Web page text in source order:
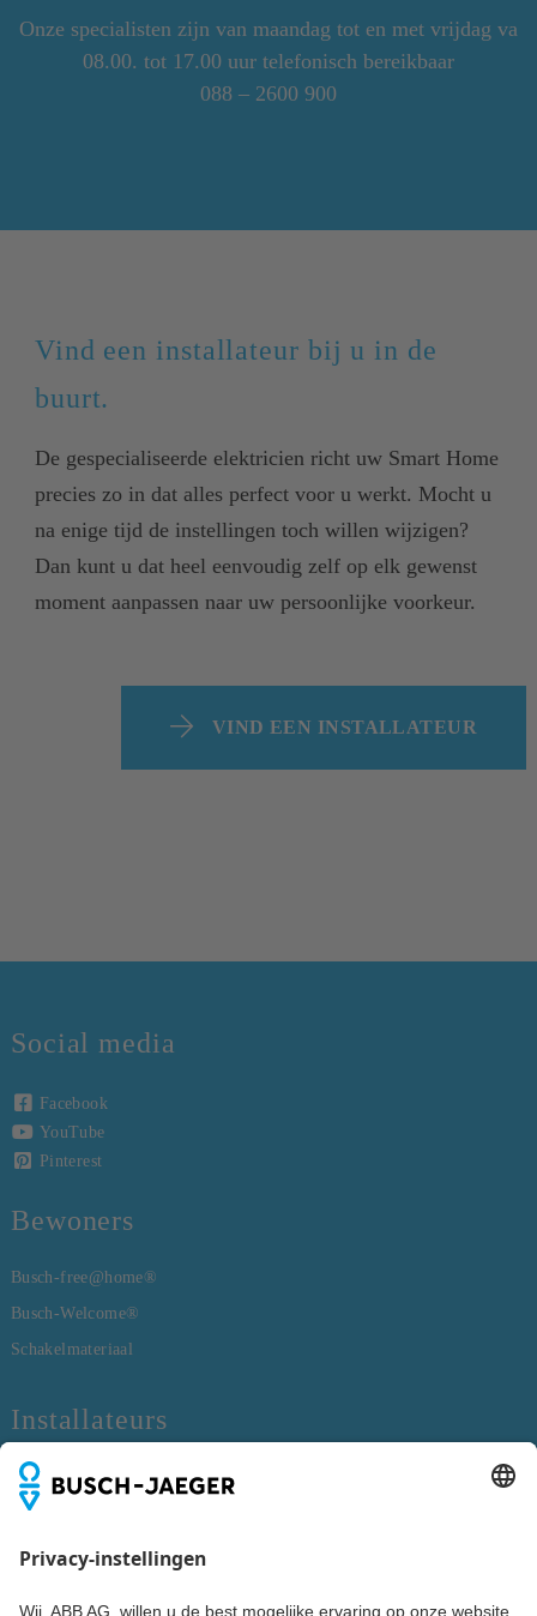
Onze specialisten zijn van maandag tot en met vrijdag va
08.00. tot 17.00 uur telefonisch bereikbaar
088 – 2600 900
Vind een installateur bij u in de
buurt.
De gespecialiseerde elektricien richt uw Smart Home
precies zo in dat alles perfect voor u werkt. Mocht u
na enige tijd de instellingen toch willen wijzigen?
Dan kunt u dat heel eenvoudig zelf op elk gewenst
moment aanpassen naar uw persoonlijke voorkeur.
VIND EEN INSTALLATEUR
Social media
Facebook
YouTube
Pinterest
Bewoners
Busch-free@home®
Busch-Welcome®
Schakelmateriaal
Installateurs
Busch-free@home®
Busch-Welcome®
Schakelmateriaal